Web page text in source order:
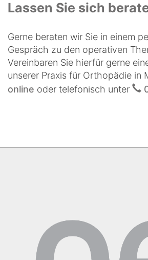
Lassen Sie sich
Gerne beraten wir Sie in einem
Gespräch zu den operativen
Vereinbaren Sie hierfür gerne
unserer Praxis für Orthopädie in
online oder telefonisch unter